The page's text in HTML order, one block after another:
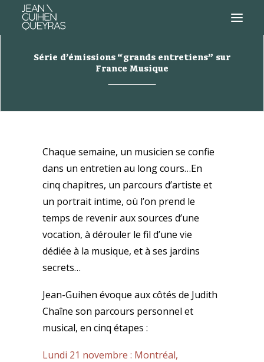
SEARCH
Série d’émissions “grands entretiens” sur
France Musique
Chaque semaine, un musicien se confie
dans un entretien au long cours…En
cinq chapitres, un parcours d’artiste et
un portrait intime, où l’on prend le
temps de revenir aux sources d’une
vocation, à dérouler le fil d’une vie
dédiée à la musique, et à ses jardins
secrets…
Jean-Guihen évoque aux côtés de Judith
Chaîne son parcours personnel et
musical, en cinq étapes :
Lundi 21 novembre : Montréal,